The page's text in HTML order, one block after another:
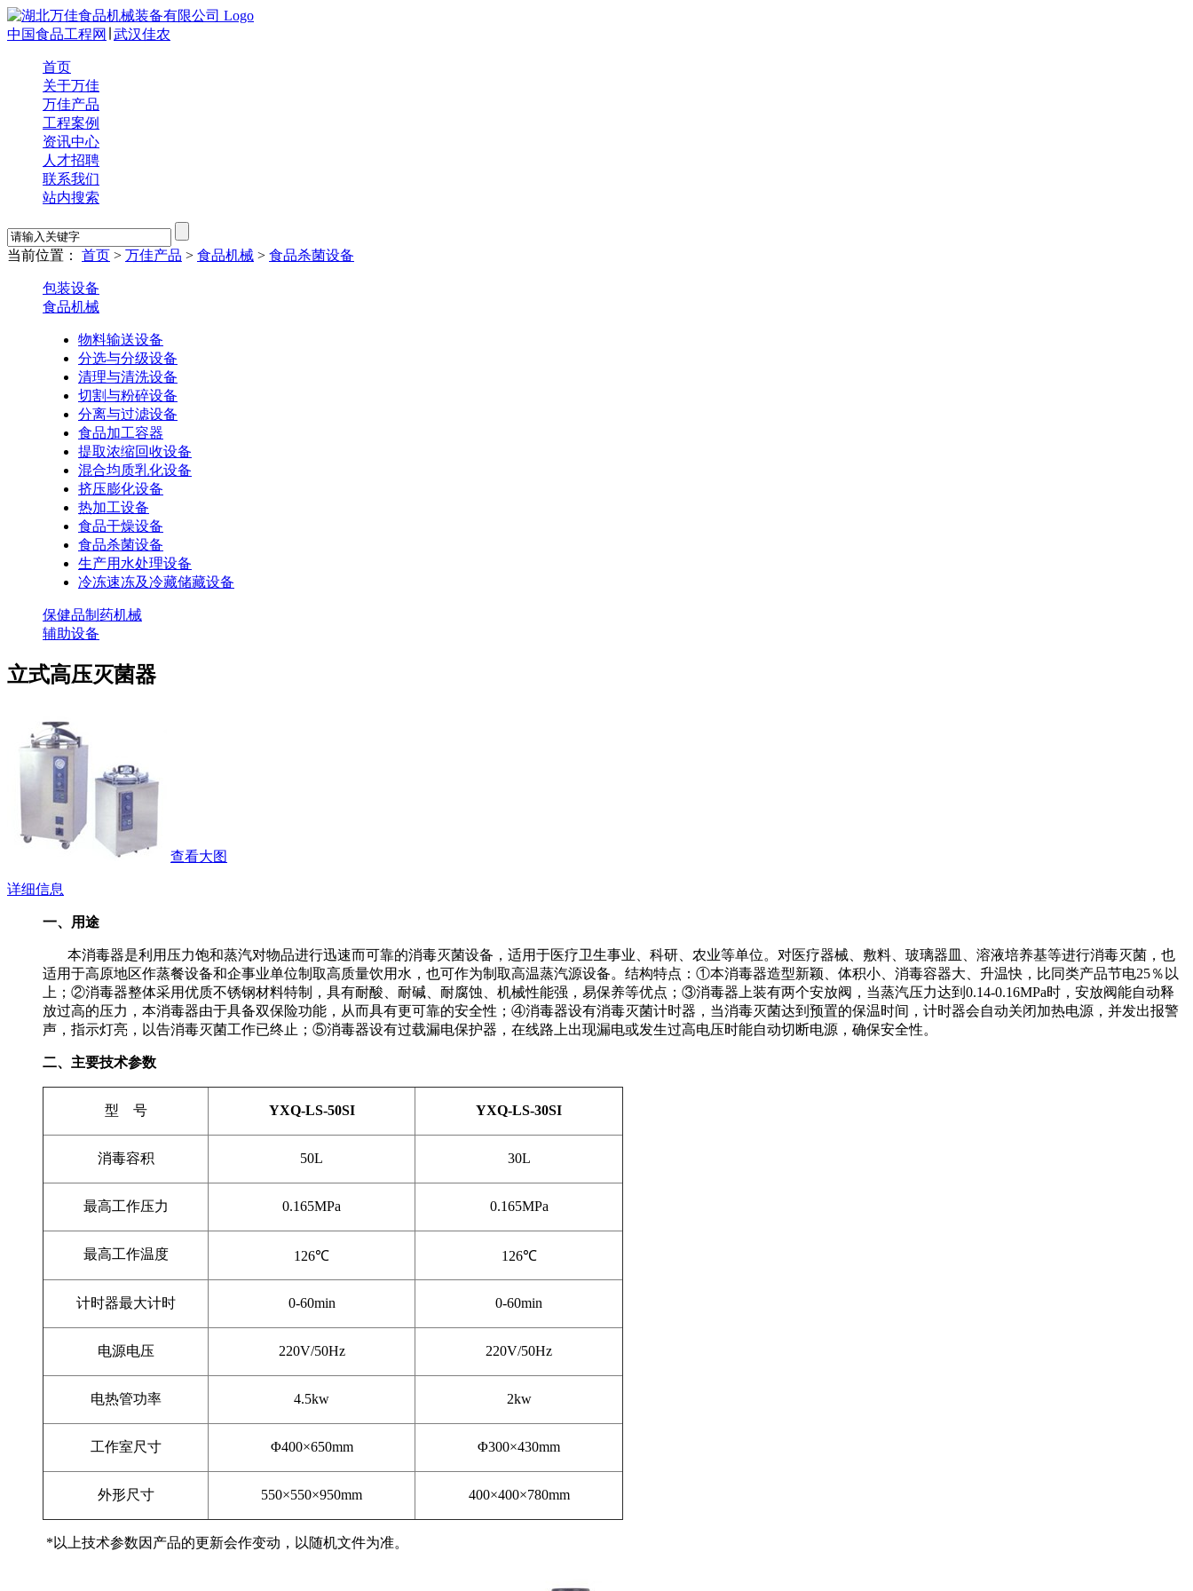
中国食品工程网 武汉佳农
首页
关于万佳
万佳产品
工程案例
资讯中心
人才招聘
联系我们
站内搜索
当前位置： 首页 > 万佳产品 > 食品机械 > 食品杀菌设备
包装设备
食品机械
物料输送设备
分选与分级设备
清理与清洗设备
切割与粉碎设备
分离与过滤设备
食品加工容器
提取浓缩回收设备
混合均质乳化设备
挤压膨化设备
热加工设备
食品干燥设备
食品杀菌设备
生产用水处理设备
冷冻速冻及冷藏储藏设备
保健品制药机械
辅助设备
立式高压灭菌器
查看大图
详细信息
一、用途
本消毒器是利用压力饱和蒸汽对物品进行迅速而可靠的消毒灭菌设备，适用于医疗卫生事业、科研、农业等单位。对医疗器械、敷料、玻璃器皿、溶液培养基等进行消毒灭菌，也
适用于高原地区作蒸餐设备和企事业单位制取高质量饮用水，也可作为制取高温蒸汽源设备。结构特点：①本消毒器造型新颖、体积小、消毒容器大、升温快，比同类产品节电25％以
上；②消毒器整体采用优质不锈钢材料特制，具有耐酸、耐碱、耐腐蚀、机械性能强，易保养等优点；③消毒器上装有两个安放阀，当蒸汽压力达到0.14-0.16MPa时，安放阀能自动释
放过高的压力，本消毒器由于具备双保险功能，从而具有更可靠的安全性；④消毒器设有消毒灭菌计时器，当消毒灭菌达到预置的保温时间，计时器会自动关闭加热电源，并发出报警
声，指示灯亮，以告消毒灭菌工作已终止；⑤消毒器设有过载漏电保护器，在线路上出现漏电或发生过高电压时能自动切断电源，确保安全性。
二、主要技术参数
型 号 YXQ-LS-50SI YXQ-LS-30SI
消毒容积 50L 30L
最高工作压力 0.165MPa 0.165MPa
最高工作温度 126℃ 126℃
计时器最大计时 0-60min 0-60min
电源电压 220V/50Hz 220V/50Hz
电热管功率 4.5kw 2kw
工作室尺寸 Φ400×650mm Φ300×430mm
外形尺寸 550×550×950mm 400×400×780mm
*以上技术参数因产品的更新会作变动，以随机文件为准。